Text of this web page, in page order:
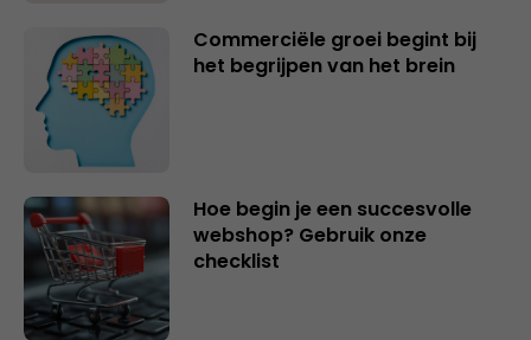
Commerciële groei begint bij
het begrijpen van het brein
Hoe begin je een succesvolle
webshop? Gebruik onze
checklist